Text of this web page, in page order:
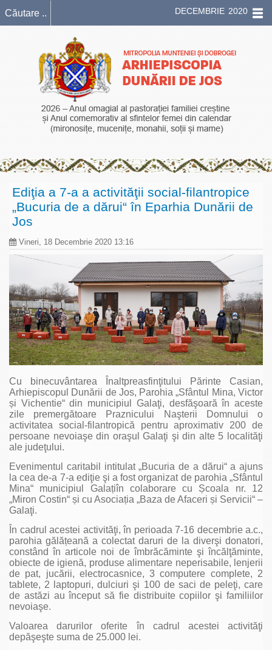
DECEMBRIE 2020
Ediţia a 7-a a activităţii social-filantropice
„Bucuria de a dărui“ în Eparhia Dunării de
Jos
Vineri, 18 Decembrie 2020 13:16
Cu binecuvântarea Înaltpreasfinţitului Părinte Casian,
Arhiepiscopul Dunării de Jos, Parohia „Sfântul Mina, Victor
și Vichentie“ din municipiul Galaţi, desfăşoară în aceste
zile premergătoare Praznicului Naşterii Domnului o
activitatea social-filantropică pentru aproximativ 200 de
persoane nevoiaşe din oraşul Galaţi şi din alte 5 localităţi
ale judeţului.
Evenimentul caritabil intitulat „Bucuria de a dărui“ a ajuns
la cea de-a 7-a ediţie şi a fost organizat de parohia „Sfântul
Mina“ municipiul Galațiîn colaborare cu Școala nr. 12
„Miron Costin“ și cu Asociația „Baza de Afaceri și Servicii“ –
Galaţi.
În cadrul acestei activităţi, în perioada 7-16 decembrie a.c.,
parohia gălățeană a colectat daruri de la diverşi donatori,
constând în articole noi de îmbrăcăminte şi încălţăminte,
obiecte de igienă, produse alimentare neperisabile, lenjerii
de pat, jucării, electrocasnice, 3 computere complete, 2
tablete, 2 laptopuri, dulciuri şi 100 de saci de peleţi, care
de astăzi au început să fie distribuite copiilor şi familiilor
nevoiaşe.
Valoarea darurilor oferite în cadrul acestei activităţi
depăşeşte suma de 25.000 lei.